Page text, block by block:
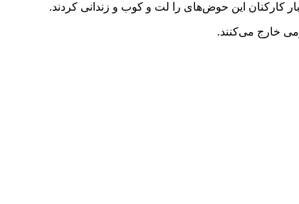
این حوض‌های را لت و کوب و زندانی کردند.